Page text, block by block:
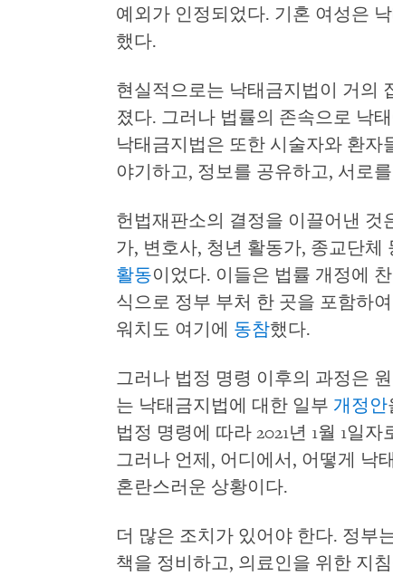
예외가 인정되었다. 기혼 여성은
했다.
현실적으로는 낙태금지법이 거의
졌다. 그러나 법률의 존속으로 낙
낙태금지법은 또한 시술자와 환자
야기하고, 정보를 공유하고, 서로
헌법재판소의 결정을 이끌어낸 것
가, 변호사, 청년 활동가, 종교단
활동이었다. 이들은 법률 개정에
식으로 정부 부처 한 곳을 포함하
워치도 여기에 동참했다.
그러나 법정 명령 이후의 과정은
는 낙태금지법에 대한 일부 개정안
법정 명령에 따라 2021년 1월 1일
그러나 언제, 어디에서, 어떻게 낙
혼란스러운 상황이다.
더 많은 조치가 있어야 한다. 정부
책을 정비하고, 의료인을 위한 지